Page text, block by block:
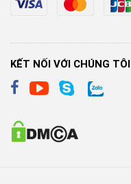
KẾT NỐI VỚI CHÚNG TÔI